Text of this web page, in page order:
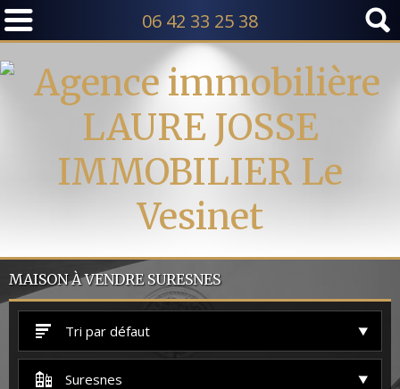
06 42 33 25 38
MAISON À VENDRE SURESNES
Tri par défaut
Suresnes